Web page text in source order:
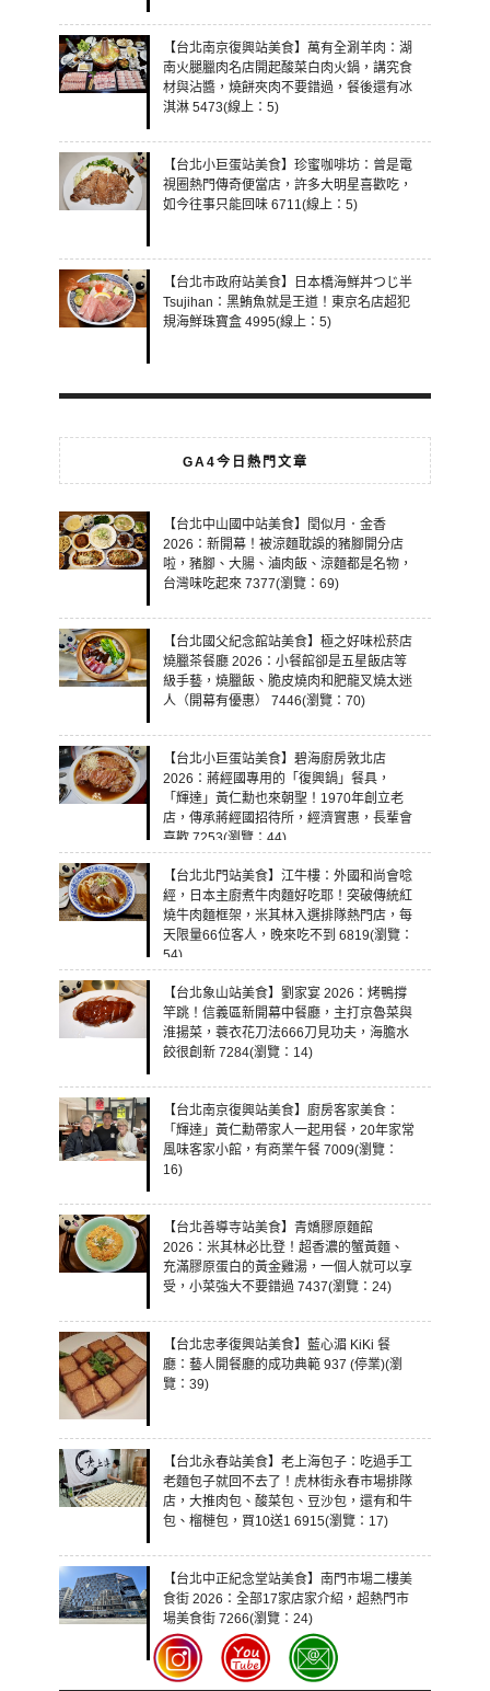
【台北南京復興站美食】萬有全涮羊肉：湖
南火腿臘肉名店開起酸菜白肉火鍋，講究食
材與沾醬，燒餅夾肉不要錯過，餐後還有冰
淇淋 5473(線上：5)
【台北小巨蛋站美食】珍蜜咖啡坊：曾是電
視圈熱門傳奇便當店，許多大明星喜歡吃，
如今往事只能回味 6711(線上：5)
【台北市政府站美食】日本橋海鮮丼つじ半
Tsujihan：黑鮪魚就是王道！東京名店超犯
規海鮮珠寶盒 4995(線上：5)
GA4今日熱門文章
【台北中山國中站美食】閏似月．金香
2026：新開幕！被涼麵耽誤的豬腳開分店
啦，豬腳、大腸、滷肉飯、涼麵都是名物，
台灣味吃起來 7377(瀏覽：69)
【台北國父紀念館站美食】極之好味松菸店
燒臘茶餐廳 2026：小餐館卻是五星飯店等
級手藝，燒臘飯、脆皮燒肉和肥龍叉燒太迷
人（開幕有優惠） 7446(瀏覽：70)
【台北小巨蛋站美食】碧海廚房敦北店
2026：蔣經國專用的「復興鍋」餐具，
「輝達」黃仁勳也來朝聖！1970年創立老
店，傳承蔣經國招待所，經濟實惠，長輩會
喜歡 7253(瀏覽：44)
【台北北門站美食】江牛樓：外國和尚會唸
經，日本主廚煮牛肉麵好吃耶！突破傳統紅
燒牛肉麵框架，米其林入選排隊熱門店，每
天限量66位客人，晚來吃不到 6819(瀏覽：
54)
【台北象山站美食】劉家宴 2026：烤鴨撐
竿跳！信義區新開幕中餐廳，主打京魯菜與
淮揚菜，蓑衣花刀法666刀見功夫，海膽水
餃很創新 7284(瀏覽：14)
【台北南京復興站美食】廚房客家美食：
「輝達」黃仁勳帶家人一起用餐，20年家常
風味客家小館，有商業午餐 7009(瀏覽：
16)
【台北善導寺站美食】青嬌膠原麵館
2026：米其林必比登！超香濃的蟹黃麵、
充滿膠原蛋白的黃金雞湯，一個人就可以享
受，小菜強大不要錯過 7437(瀏覽：24)
【台北忠孝復興站美食】藍心湄 KiKi 餐
廳：藝人開餐廳的成功典範 937 (停業)(瀏
覽：39)
【台北永春站美食】老上海包子：吃過手工
老麵包子就回不去了！虎林街永春市場排隊
店，大推肉包、酸菜包、豆沙包，還有和牛
包、榴槤包，買10送1 6915(瀏覽：17)
【台北中正紀念堂站美食】南門市場二樓美
食街 2026：全部17家店家介紹，超熱門市
場美食街 7266(瀏覽：24)